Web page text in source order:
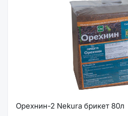
Орехнин-2 Nekura брикет 80л